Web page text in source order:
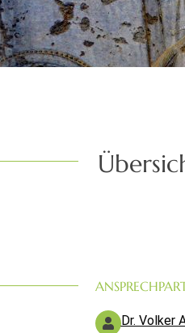
Dr. Volker